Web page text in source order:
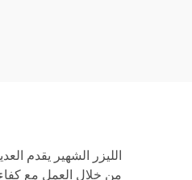
الليزر الشهير يقدم